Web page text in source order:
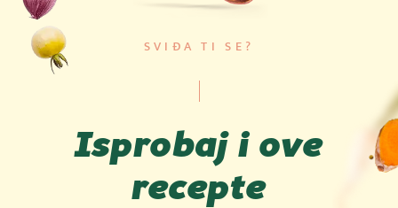
SVIĐA TI SE?
Isprobaj i ove
recepte